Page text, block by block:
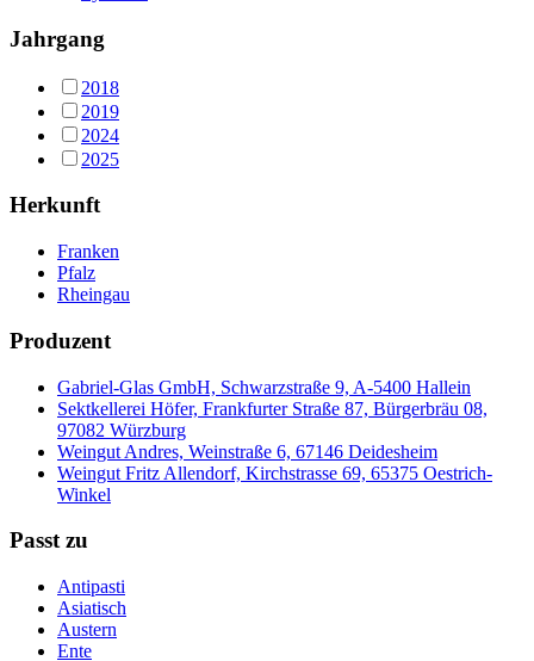
Jahrgang
2018
2019
2024
2025
Herkunft
Franken
Pfalz
Rheingau
Produzent
Gabriel-Glas GmbH, Schwarzstraße 9, A-5400 Hallein
Sektkellerei Höfer, Frankfurter Straße 87, Bürgerbräu 08,
97082 Würzburg
Weingut Andres, Weinstraße 6, 67146 Deidesheim
Weingut Fritz Allendorf, Kirchstrasse 69, 65375 Oestrich-
Winkel
Passt zu
Antipasti
Asiatisch
Austern
Ente